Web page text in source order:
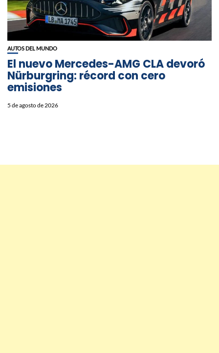
AUTOS DEL MUNDO
El nuevo Mercedes-AMG CLA devoró
Nürburgring: récord con cero
emisiones
5 de agosto de 2026